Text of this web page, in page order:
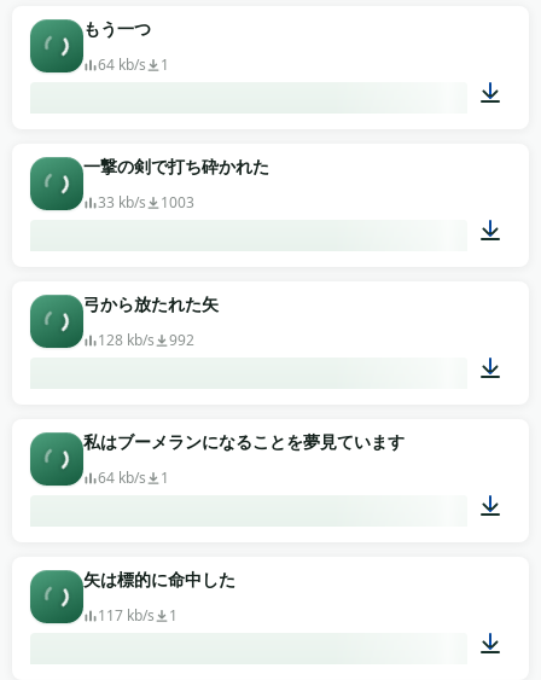
もう一つ
64 kb/s 1
一撃の剣で打ち砕かれた
33 kb/s 1003
弓から放たれた矢
128 kb/s 992
私はブーメランになることを夢見ています
64 kb/s 1
矢は標的に命中した
117 kb/s 1